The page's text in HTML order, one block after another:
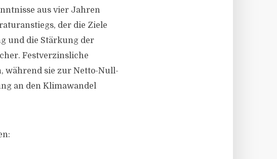
aus vier Jahren
der die Ziele
und die Stärkung der
Festverzinsliche
während sie zur Netto-Null-
an den Klimawandel